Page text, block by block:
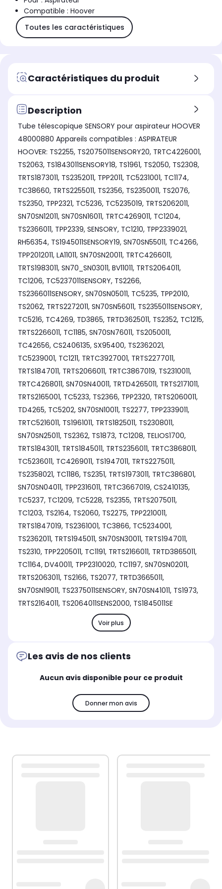
Compatible : Hoover
Toutes les caractéristiques
Caractéristiques du produit
Description
Tube télescopique SENSORY pour aspirateur HOOVER
48000880 Appareils compatibles : ASPIRATEUR
HOOVER: TS2255, TS2075011SENSORY20, TRTC4226001,
TS2063, TS1843011SENSORY18, TS1961, TS2050, TS2308,
TRTS1873011, TS2352011, TPP2011, TC5231001, TC1174,
TC38660, TRTS2255011, TS2356, TS2350011, TS2076,
TS2350, TPP2321, TC5236, TC5235019, TRTS2062011,
SN70SN12011, SN70SN16011, TRTC4269011, TC1204,
TS2366011, TPP2339, SENSORY, TC1210, TPP2339021,
RH56354, TS1945011SENSORY19, SN70SN55011, TC4266,
TPP2012011, LA11011, SN70SN20011, TRTC4266011,
TRTS1983011, SN70_SN03011, BV11011, TRTS2064011,
TC1206, TC5237011SENSORY, TS2266,
TS2366011SENSORY, SN70SN05011, TC5235, TPP2010,
TS2062, TRTS2272011, SN70SN56011, TS2355011SENSORY,
TC5216, TC4269, TD3865, TRTD3625011, TS2352, TC1215,
TRTS2266011, TC1185, SN70SN76011, TS2050011,
TC42656, CS2406135, SX95400, TS2362021,
TC5239001, TC1211, TRTC3927001, TRTS2277011,
TRTS1847011, TRTS2066011, TRTC3867019, TS2310011,
TRTC4268011, SN70SN40011, TRTD4265011, TRTS2171011,
TRTS2165001, TC5233, TS2366, TPP2320, TRTS2060011,
TD4265, TC5202, SN70SN10011, TS2277, TPP2339011,
TRTC5216011, TS1961011, TRTS1825011, TS2308011,
SN70SN25011, TS2362, TS1873, TC1208, TELIOS1700,
TRTS1843011, TRTS1845011, TRTS2356011, TRTC3868011,
TC5236011, TC4269011, TS1947011, TRTS2275011,
TS2358021, TC1186, TS2351, TRTS1973011, TRTC386801,
SN70SN04011, TPP2316011, TRTC3667019, CS2410135,
TC5237, TC1209, TC5228, TS2355, TRTS2075011,
TC1203, TS2164, TS2060, TS2275, TPP2210011,
TRTS1847019, TS2361001, TC3866, TC5234001,
TS2362011, TRTS1945011, SN70SN30011, TRTS1947011,
TS2310, TPP2205011, TC1191, TRTS2166011, TRTD3865011,
TC1164, DV40011, TPP2310020, TC1197, SN70SN02011,
TRTS2063011, TS2166, TS2077, TRTD3665011,
SN70SN19011, TS2375011SENSORY, SN70SN41011, TS1973,
TRTS2164011, TS2064011SENS2000, TS1845011SE
Voir plus
Les avis de nos clients
Aucun avis disponible pour ce produit
Donner mon avis